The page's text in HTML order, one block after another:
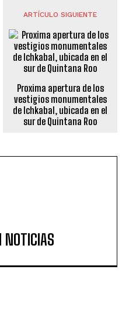
ARTÍCULO SIGUIENTE
Proxima apertura de los
vestigios monumentales
de Ichkabal, ubicada en el
sur de Quintana Roo
NOTICIAS